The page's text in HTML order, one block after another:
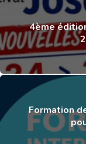
4ème
Formation